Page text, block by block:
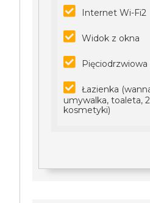
Internet Wi-Fi2
Widok z okna
Pięciodrzwiowa
Łazienka
umywalka, toaleta,
kosmetyki)